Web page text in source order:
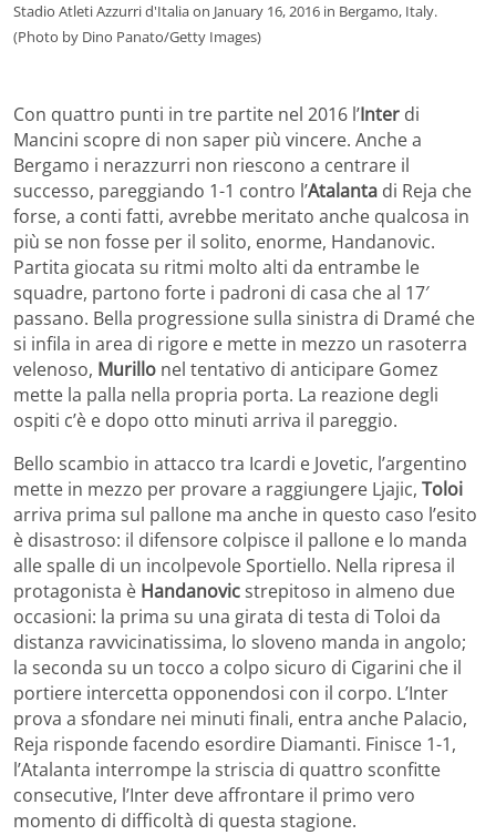
Stadio Atleti Azzurri d'Italia on January 16, 2016 in Bergamo, Italy.
(Photo by Dino Panato/Getty Images)
Con quattro punti in tre partite nel 2016 l’Inter di
Mancini scopre di non saper più vincere. Anche a
Bergamo i nerazzurri non riescono a centrare il
successo, pareggiando 1-1 contro l’Atalanta di Reja che
forse, a conti fatti, avrebbe meritato anche qualcosa in
più se non fosse per il solito, enorme, Handanovic.
Partita giocata su ritmi molto alti da entrambe le
squadre, partono forte i padroni di casa che al 17′
passano. Bella progressione sulla sinistra di Dramé che
si infila in area di rigore e mette in mezzo un rasoterra
velenoso, Murillo nel tentativo di anticipare Gomez
mette la palla nella propria porta. La reazione degli
ospiti c’è e dopo otto minuti arriva il pareggio.
Bello scambio in attacco tra Icardi e Jovetic, l’argentino
mette in mezzo per provare a raggiungere Ljajic, Toloi
arriva prima sul pallone ma anche in questo caso l’esito
è disastroso: il difensore colpisce il pallone e lo manda
alle spalle di un incolpevole Sportiello. Nella ripresa il
protagonista è Handanovicstrepitoso in almeno due
occasioni: la prima su una girata di testa di Toloi da
distanza ravvicinatissima, lo sloveno manda in angolo;
la seconda su un tocco a colpo sicuro di Cigarini che il
portiere intercetta opponendosi con il corpo. L’Inter
prova a sfondare nei minuti finali, entra anche Palacio,
Reja risponde facendo esordire Diamanti. Finisce 1-1,
l’Atalanta interrompe la striscia di quattro sconfitte
consecutive, l’Inter deve affrontare il primo vero
momento di difficoltà di questa stagione.